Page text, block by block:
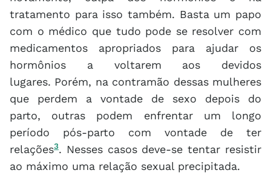
tratamento para isso também. Basta um papo
com o médico que tudo pode se resolver com
medicamentos apropriados para ajudar os
hormônios a voltarem aos devidos
lugares. Porém, na contramão dessas mulheres
que perdem a vontade de sexo depois do
parto, outras podem enfrentar um longo
período pós-parto com vontade de ter
relações3. Nesses casos deve-se tentar resistir
ao máximo uma relação sexual precipitada.